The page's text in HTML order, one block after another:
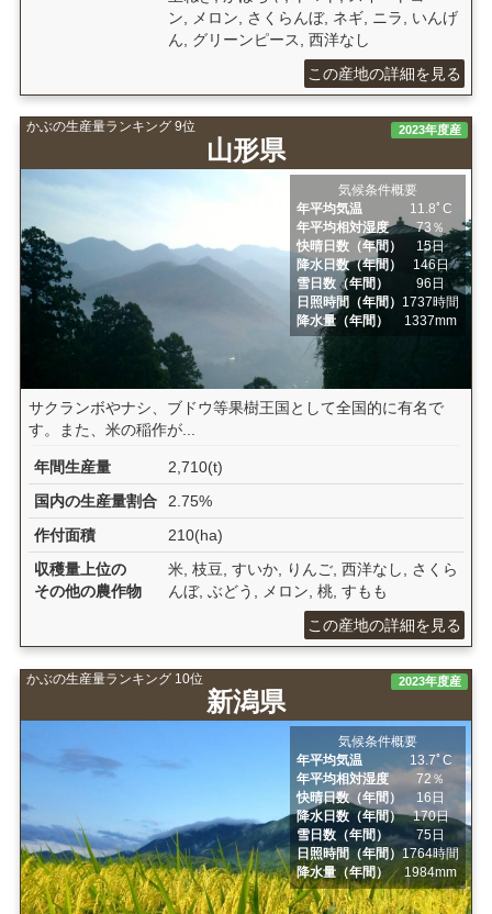
ン, メロン, さくらんぼ, ネギ, ニラ, いんげ
ん, グリーンピース, 西洋なし
この産地の詳細を見る
かぶの生産量ランキング 9位
山形県
2023年度産
気候条件概要
年平均気温
11.8ﾟC
年平均相対湿度
73％
快晴日数（年間）
15日
降水日数（年間）
146日
雪日数（年間）
96日
日照時間（年間） 1737時間
降水量（年間）
1337mm
サクランボやナシ、ブドウ等果樹王国として全国的に有名で
す。また、米の稲作が...
年間生産量
2,710(t)
国内の生産量割合
2.75%
作付面積
210(ha)
収穫量上位の
その他の農作物
米, 枝豆, すいか, りんご, 西洋なし, さくら
んぼ, ぶどう, メロン, 桃, すもも
この産地の詳細を見る
かぶの生産量ランキング 10位
新潟県
2023年度産
気候条件概要
年平均気温
13.7ﾟC
年平均相対湿度
72％
快晴日数（年間）
16日
降水日数（年間）
170日
雪日数（年間）
75日
日照時間（年間）1764時間
降水量（年間）
1984mm